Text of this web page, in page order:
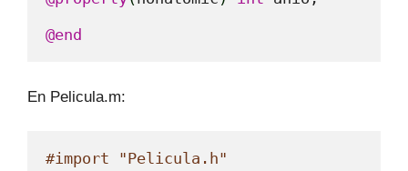
@end
En Pelicula.m:
#import "Pelicula.h"